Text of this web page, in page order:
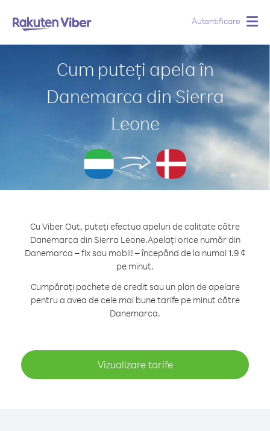
Autentificare
Cum puteți apela în
Danemarca din Sierra
Leone
Cu Viber Out, puteți efectua apeluri de calitate către
Danemarca din Sierra Leone.Apelați orice număr din
Danemarca – fix sau mobil! – începând de la numai 1.9 ¢
pe minut.
Cumpărați pachete de credit sau un plan de apelare
pentru a avea de cele mai bune tarife pe minut către
Danemarca.
Vizualizare tarife